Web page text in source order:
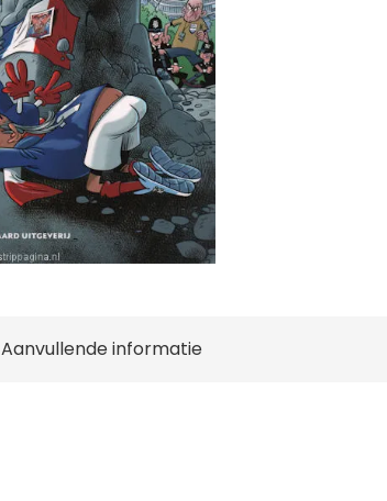
Aanvullende informatie